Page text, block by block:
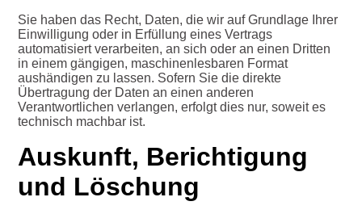
Sie haben das Recht, Daten, die wir auf Grundlage Ihrer
Einwilligung oder in Erfüllung eines Vertrags
automatisiert verarbeiten, an sich oder an einen Dritten
in einem gängigen, maschinenlesbaren Format
aushändigen zu lassen. Sofern Sie die direkte
Übertragung der Daten an einen anderen
Verantwortlichen verlangen, erfolgt dies nur, soweit es
technisch machbar ist.
Auskunft, Berichtigung
und Löschung